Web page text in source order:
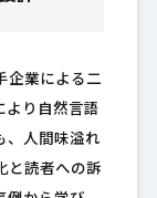
企業による二
より自然言語
、人間味溢れ
と読者への訴